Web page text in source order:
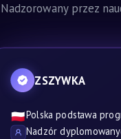
przez
ZSZYWKA
🇵🇱Polska podstawa
Nadzór